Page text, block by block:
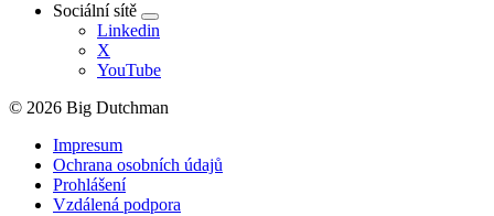
Sociální sítě
Linkedin
X
YouTube
© 2026 Big Dutchman
Impresum
Ochrana osobních údajů
Prohlášení
Vzdálená podpora